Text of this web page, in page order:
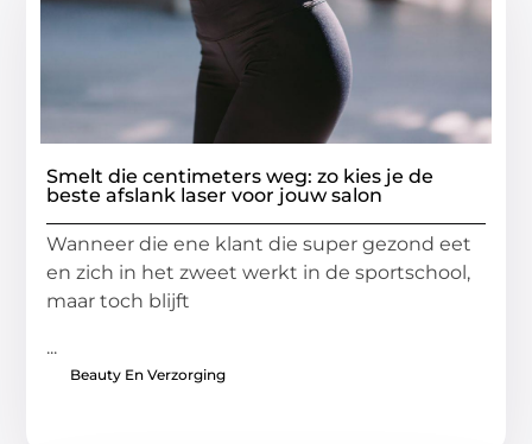
Smelt die centimeters weg: zo kies je de
beste afslank laser voor jouw salon
Wanneer die ene klant die super gezond eet
en zich in het zweet werkt in de sportschool,
maar toch blijft
...
Beauty En Verzorging